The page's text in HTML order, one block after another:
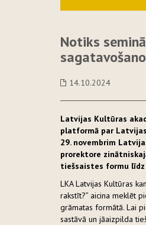
Notiks
14.10.2024
Latvijas Kultūras
platformā par
29. novembrim
prorektore
tiešsaistes formu līdz
LKA Latvijas Kultūras
rakstīt?” aicina meklēt
grāmatas formātā. Lai
sastāvā un jāaizpilda